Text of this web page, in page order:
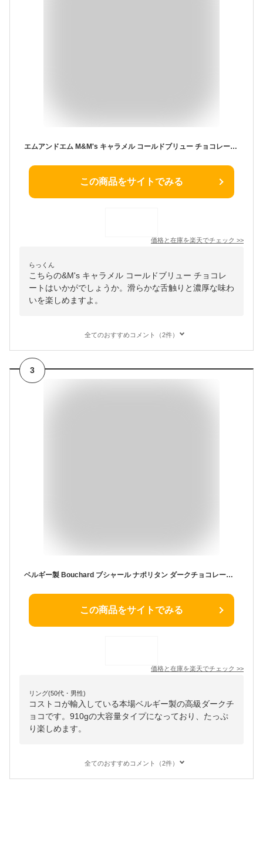
エムアンドエム M&M's キャラメル コールドブリュー チョコレート キャンディー シェアリングサイズ 256.6g 海外 スナック Chocolate Candy 9.05oz
この商品をサイトでみる
価格と在庫を楽天でチェック >>
らっくん
こちらの&M's キャラメル コールドブリュー チョコレ
ートはいかがでしょうか。滑らかな舌触りと濃厚な味わ
いを楽しめますよ。
全てのおすすめコメント（2件）
3
ベルギー製 Bouchard ブシャール ナポリタン ダークチョコレート ダーク 大容量 910g ハイカカオ チョコレート Napolitains お徳用 業務用 海外チョコレート 個包装 配布用お菓子 たっぷり おつまみ おやつ バレンタイン ミルクチョコレート 輸入菓子 ベルジャン
この商品をサイトでみる
価格と在庫を楽天でチェック >>
リング(50代・男性)
コストコが輸入している本場ベルギー製の高級ダークチ
ョコです。910gの大容量タイプになっており、たっぷ
り楽しめます。
全てのおすすめコメント（2件）